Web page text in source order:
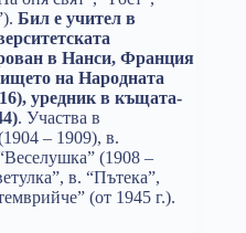
Бил е учител в
в Нанси, Франция
на Народната
уредник в къщата-
. Участва в
– 1909), в.
(1908 –
в. “Пътека”,
(от 1945 г.).